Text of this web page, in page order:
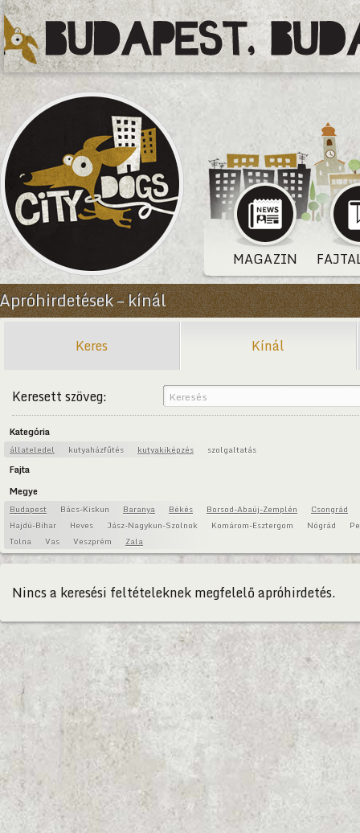
MAGAZIN
Apróhirdetések – kínál
Keres Kínál
Keresett szöveg:
Kategória
állateledel kutyaházfűtés kutyakiképzés szolgaltatás
Fajta
Megye
Budapest Bács-Kiskun Baranya Békés Borsod-Abaúj-Zemplén
Csongrád
Hajdú-Bihar
Heves Jász-Nagykun-Szolnok Komárom-Esztergom Nógrád
Tolna
Vas Veszprém Zala
Nincs a keresési feltételeknek megfelelő apróhirdetés.